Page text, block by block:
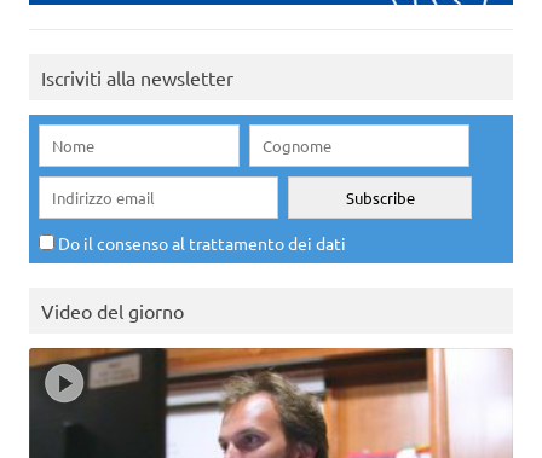
Iscriviti alla newsletter
Do il consenso al trattamento dei dati
Video del giorno